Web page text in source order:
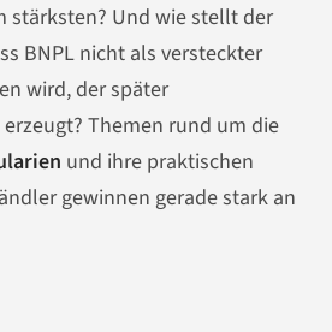
stärksten? Und wie stellt der
BNPL nicht als versteckter
wird, der später
Themen rund um die
und ihre praktischen
gewinnen gerade stark an